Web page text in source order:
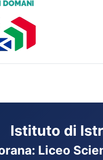
Istituto di
: Liceo